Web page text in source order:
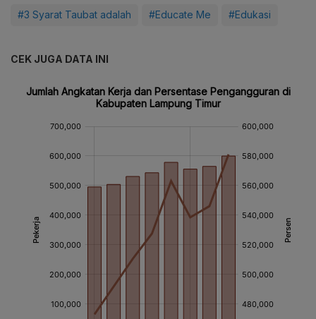
#3 Syarat Taubat adalah #Educate Me #Edukasi
CEK JUGA DATA INI